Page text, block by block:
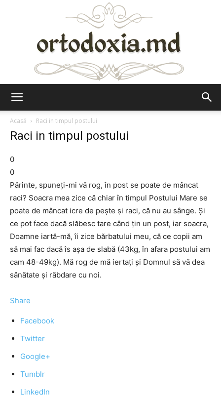
Acasă
Raci in timpul postului
Raci in timpul postului
0
0
Părinte, spuneţi-mi vă rog, în post se poate de mâncat
raci? Soacra mea zice că chiar în timpul Postului Mare se
poate de mâncat icre de peşte şi raci, că nu au sânge. Şi
ce pot face dacă slăbesc tare când ţin un post, iar soacra,
Doamne iartă-mă, îi zice bărbatului meu, că ce copii am
să mai fac dacă îs aşa de slabă (43kg, în afara postului am
cam 48-49kg). Mă rog de mă iertaţi şi Domnul să vă dea
sănătate şi răbdare cu noi.
Share
Facebook
Twitter
Google+
Tumblr
LinkedIn